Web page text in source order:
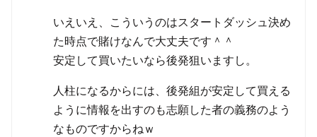
いえいえ、こういうのはスタートダッシュ決め
た時点で賭けなんで大丈夫です＾＾
安定して買いたいなら後発狙いますし。
人柱になるからには、後発組が安定して買える
ように情報を出すのも志願した者の義務のよう
なものですからねｗ